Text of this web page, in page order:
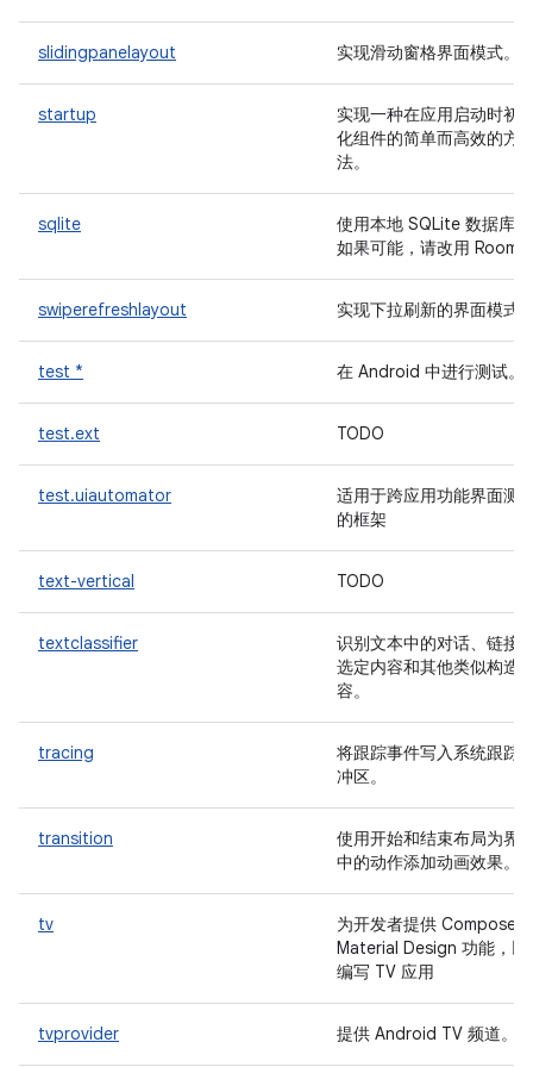
slidingpanelayout 实现滑动窗格界面模式。
startup
实现一种在应用启动时初
化组件的简单而高效的方
法。
sqlite
使用本地 SQLite 数据库。
如果可能，请改用 Room
swiperefreshlayout 实现下拉刷新的界面模式
test * 在 Android 中进行测试。
test.ext TODO
test.uiautomator
适用于跨应用功能界面测
的框架
text-vertical TODO
textclassifier
识别文本中的对话、链接
选定内容和其他类似构造
容。
tracing
将跟踪事件写入系统跟踪
冲区。
transition
使用开始和结束布局为界
中的动作添加动画效果。
tv
为开发者提供 Compose
Material Design 功能，以
编写 TV 应用
tvprovider 提供 Android TV 频道。